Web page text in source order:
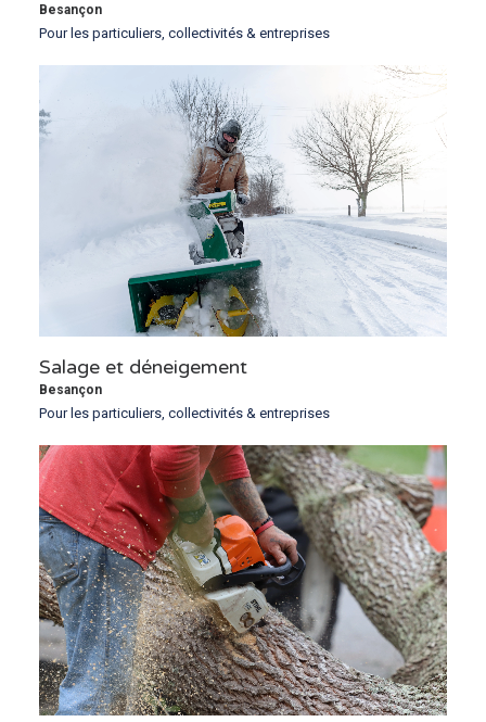
Besançon
Pour les particuliers, collectivités & entreprises
Salage et déneigement
Besançon
Pour les particuliers, collectivités & entreprises